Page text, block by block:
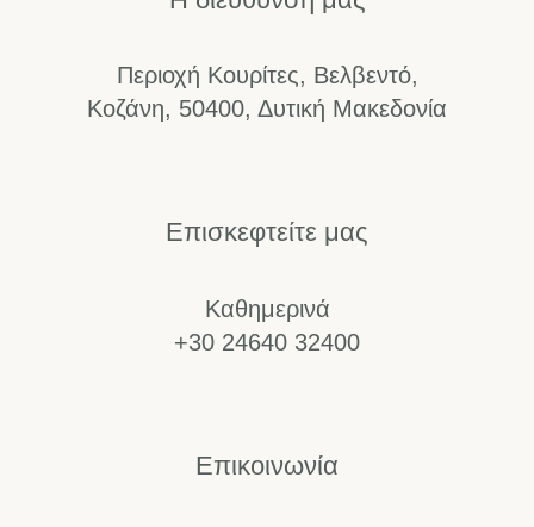
Περιοχή Κουρίτες, Βελβεντό,
Κοζάνη, 50400, Δυτική Μακεδονία
Επισκεφτείτε μας
Καθημερινά
+30 24640 32400
Επικοινωνία